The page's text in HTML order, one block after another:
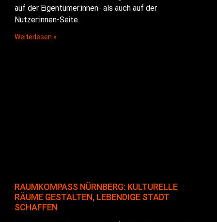
auf der Eigentümer:innen- als auch auf der
Nutzer:innen-Seite.
Weiterlesen »
RAUMKOMPASS NÜRNBERG: KULTURELLE
RÄUME GESTALTEN, LEBENDIGE STADT
SCHAFFEN